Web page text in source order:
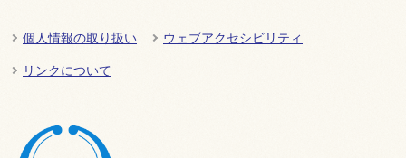
個人情報の取り扱い ウェブアクセシビリティ
リンクについて